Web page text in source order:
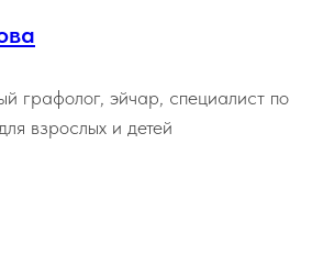
графолог, эйчар, специалист по
взрослых и детей